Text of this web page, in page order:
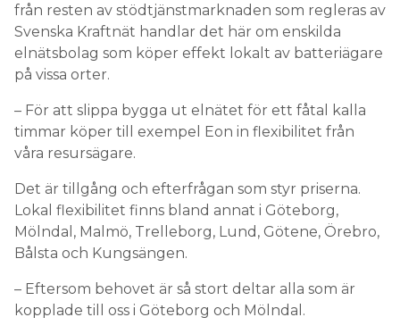
från resten av stödtjänstmarknaden som regleras av
Svenska Kraftnät handlar det här om enskilda
elnätsbolag som köper effekt lokalt av batteriägare
på vissa orter.
– För att slippa bygga ut elnätet för ett fåtal kalla
timmar köper till exempel Eon in flexibilitet från
våra resursägare.
Det är tillgång och efterfrågan som styr priserna.
Lokal flexibilitet finns bland annat i Göteborg,
Mölndal, Malmö, Trelleborg, Lund, Götene, Örebro,
Bålsta och Kungsängen.
– Eftersom behovet är så stort deltar alla som är
kopplade till oss i Göteborg och Mölndal.